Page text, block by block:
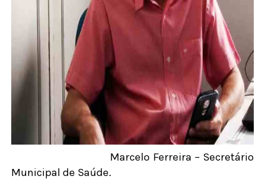
Marcelo Ferreira – Secretário
Municipal de Saúde.